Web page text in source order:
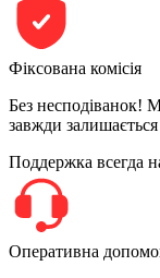
Фіксована комісія
Без несподіванок!
завжди
Поддержка всегда
Оперативна